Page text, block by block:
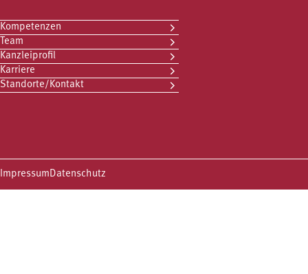
Kompetenzen
Team
Kanzleiprofil
Karriere
Standorte/Kontakt
Impressum Datenschutz